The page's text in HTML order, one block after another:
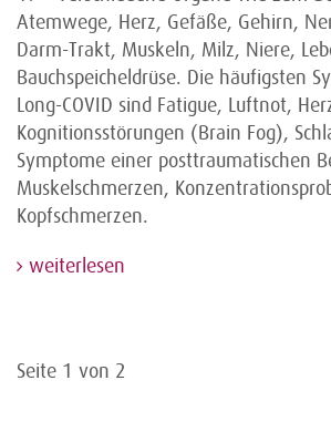
Atemwege, Herz, Gefäße, Gehirn,
Darm-Trakt, Muskeln, Milz, Niere,
Bauchspeicheldrüse. Die häufigsten
Long-COVID sind Fatigue, Luftnot,
Kognitionsstörungen (Brain Fog),
Symptome einer posttraumatischen
Muskelschmerzen,
Kopfschmerzen.
weiterlesen
Seite 1 von 2